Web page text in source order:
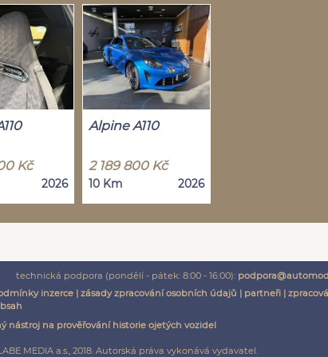
Kč
2026
Alpine A110
2 189 800 Kč
10 Km 2026
technická podpora (pondělí - pátek: 8:00 - 16:00):
inzerce| zásady zpracování osobních údajů | partneři|
nástroj na prověřování historie ojetých vozidel
MEDIA a.s., 2018. Autorská práva vykonává vydavatel.